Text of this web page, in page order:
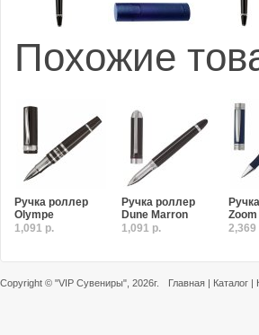
Похожие
Ручка роллер
Olympe
1,091 р.
Ручка роллер
Dune Marron
1,091 р.
2,369
Copyright © "VIP Сувениры" , 2026г. Главная | Каталог |